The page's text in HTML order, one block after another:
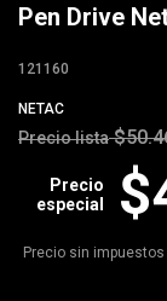
Pen Drive
121160
NETAC
Precio lista
Precio
especial
Precio sin